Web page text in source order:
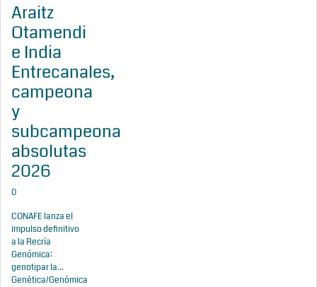
Araitz
Otamendi
e India
Entrecanales,
campeona
y
subcampeona
absolutas
2026
0
CONAFE lanza el
impulso definitivo
a la Recría
Genómica:
genotipar la...
Genética/Genómica